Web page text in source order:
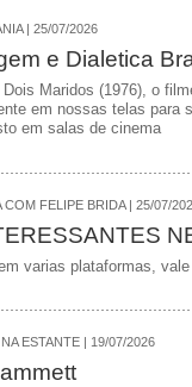
| 25/07/2026
e Dialetica
Dois Maridos (1976), o
em nossas telas para
em salas de cinema
FELIPE BRIDA | 25/07/
varias plataformas,
ESTANTE | 19/07/2026